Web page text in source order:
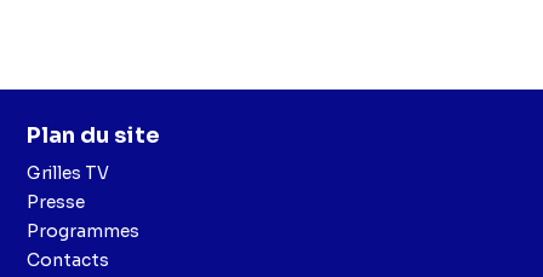
Plan du site
Grilles TV
Presse
Programmes
Contacts